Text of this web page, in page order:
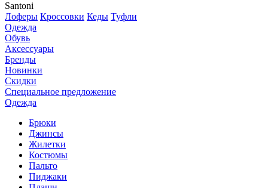
Santoni
Лоферы Кроссовки Кеды Туфли
Одежда
Обувь
Аксессуары
Бренды
Новинки
Скидки
Специальное предложение
Одежда
Брюки
Джинсы
Жилетки
Костюмы
Пальто
Пиджаки